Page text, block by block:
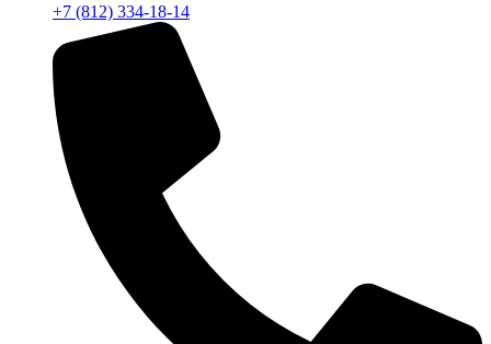
+7 (812) 334-18-14